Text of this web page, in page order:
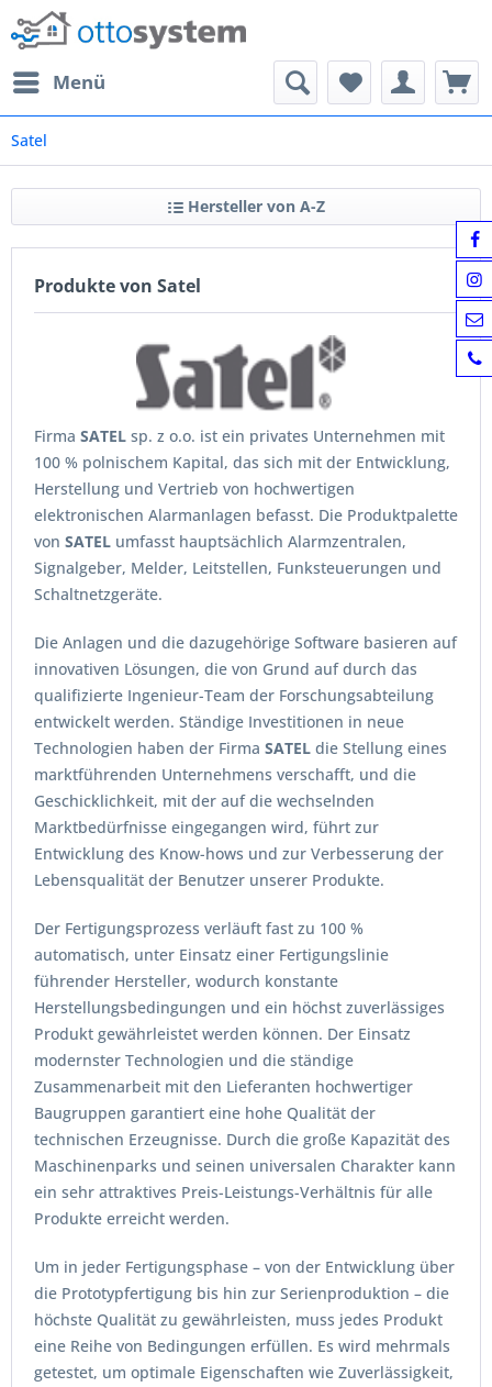
Menü
Satel
Hersteller von A-Z
Produkte von Satel
Firma SATEL sp. z o.o. ist ein privates Unternehmen mit
100 % polnischem Kapital, das sich mit der Entwicklung,
Herstellung und Vertrieb von hochwertigen
elektronischen Alarmanlagen befasst. Die Produktpalette
von SATEL umfasst hauptsächlich Alarmzentralen,
Signalgeber, Melder, Leitstellen, Funksteuerungen und
Schaltnetzgeräte.
Die Anlagen und die dazugehörige Software basieren auf
innovativen Lösungen, die von Grund auf durch das
qualifizierte Ingenieur-Team der Forschungsabteilung
entwickelt werden. Ständige Investitionen in neue
Technologien haben der Firma SATEL die Stellung eines
marktführenden Unternehmens verschafft, und die
Geschicklichkeit, mit der auf die wechselnden
Marktbedürfnisse eingegangen wird, führt zur
Entwicklung des Know-hows und zur Verbesserung der
Lebensqualität der Benutzer unserer Produkte.
Der Fertigungsprozess verläuft fast zu 100 %
automatisch, unter Einsatz einer Fertigungslinie
führender Hersteller, wodurch konstante
Herstellungsbedingungen und ein höchst zuverlässiges
Produkt gewährleistet werden können. Der Einsatz
modernster Technologien und die ständige
Zusammenarbeit mit den Lieferanten hochwertiger
Baugruppen garantiert eine hohe Qualität der
technischen Erzeugnisse. Durch die große Kapazität des
Maschinenparks und seinen universalen Charakter kann
ein sehr attraktives Preis-Leistungs-Verhältnis für alle
Produkte erreicht werden.
Um in jeder Fertigungsphase – von der Entwicklung über
die Prototypfertigung bis hin zur Serienproduktion – die
höchste Qualität zu gewährleisten, muss jedes Produkt
eine Reihe von Bedingungen erfüllen. Es wird mehrmals
getestet, um optimale Eigenschaften wie Zuverlässigkeit,